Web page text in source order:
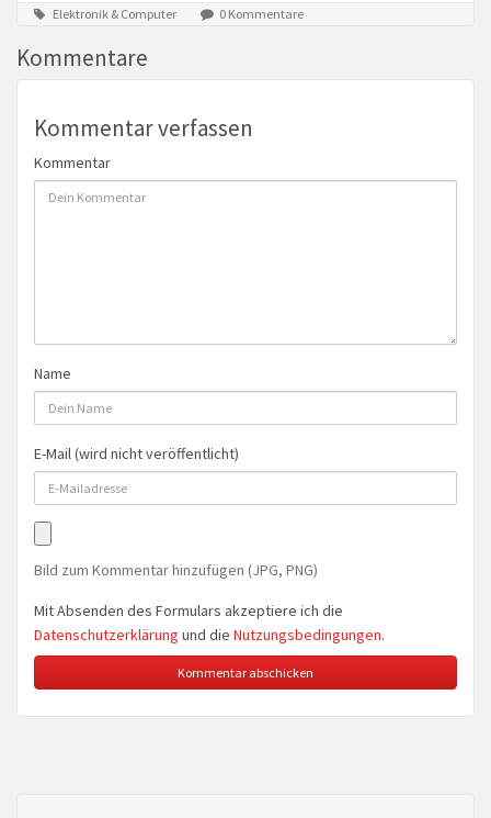
Elektronik & Computer 0 Kommentare
Kommentare
Kommentar verfassen
Kommentar
Name
E-Mail (wird nicht veröffentlicht)
Bild zum Kommentar hinzufügen (JPG, PNG)
Mit Absenden des Formulars akzeptiere ich die
Datenschutzerklärung und die Nutzungsbedingungen.